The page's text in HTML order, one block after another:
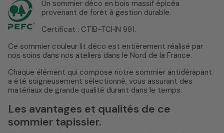
Un sommier déco en bois massif épicéa
provenant de forêt à gestion durable.
Certificat : CTIB-TCHN 991.
Ce sommier couleur lit déco est entièrement réalisé par
nos soins dans nos ateliers dans le Nord de la France.
Chaque élément qui compose notre sommier antidérapant
a été soigneusement sélectionné, vous assurant des
matériaux de grande qualité durant dans le temps.
Les avantages et qualités de ce
sommier tapissier.